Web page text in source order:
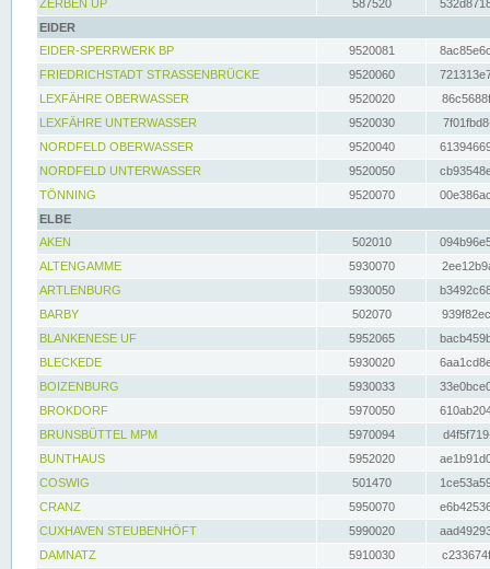
ZERBEN UP
587520
EIDER
EIDER-SPERRWERK BP
9520081
FRIEDRICHSTADT STRASSENBRÜCKE
9520060
LEXFÄHRE OBERWASSER
9520020
LEXFÄHRE UNTERWASSER
9520030
NORDFELD OBERWASSER
9520040
NORDFELD UNTERWASSER
9520050
TÖNNING
9520070
ELBE
AKEN
502010
ALTENGAMME
5930070
ARTLENBURG
5930050
BARBY
502070
BLANKENESE UF
5952065
BLECKEDE
5930020
BOIZENBURG
5930033
BROKDORF
5970050
BRUNSBÜTTEL MPM
5970094
BUNTHAUS
5952020
COSWIG
501470
CRANZ
5950070
CUXHAVEN STEUBENHÖFT
5990020
DAMNATZ
5910030